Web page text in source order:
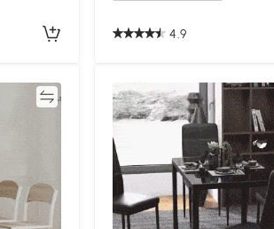
4.9